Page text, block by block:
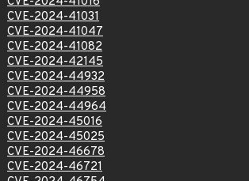
CVE-2024-41031
CVE-2024-41047
CVE-2024-41082
CVE-2024-42145
CVE-2024-44932
CVE-2024-44958
CVE-2024-44964
CVE-2024-45016
CVE-2024-45025
CVE-2024-46678
CVE-2024-46721